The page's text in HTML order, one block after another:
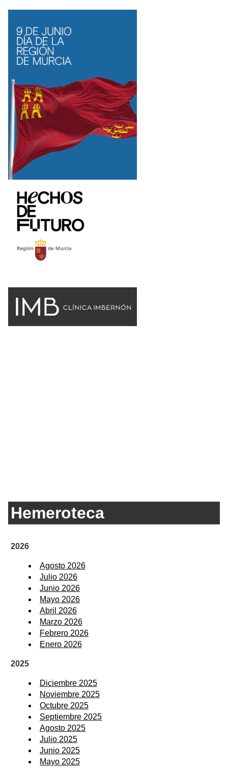
Hemeroteca
2026
Agosto 2026
Julio 2026
Junio 2026
Mayo 2026
Abril 2026
Marzo 2026
Febrero 2026
Enero 2026
2025
Diciembre 2025
Noviembre 2025
Octubre 2025
Septiembre 2025
Agosto 2025
Julio 2025
Junio 2025
Mayo 2025